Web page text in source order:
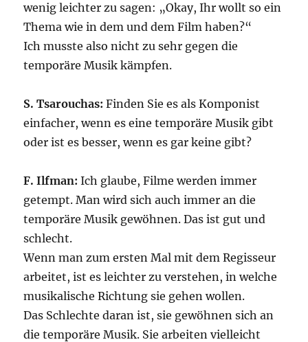
wenig leichter zu sagen: „Okay, Ihr wollt so ein
Thema wie in dem und dem Film haben?“
Ich musste also nicht zu sehr gegen die
temporäre Musik kämpfen.
S. Tsarouchas: Finden Sie es als Komponist
einfacher, wenn es eine temporäre Musik gibt
oder ist es besser, wenn es gar keine gibt?
F. Ilfman: Ich glaube, Filme werden immer
getempt. Man wird sich auch immer an die
temporäre Musik gewöhnen. Das ist gut und
schlecht.
Wenn man zum ersten Mal mit dem Regisseur
arbeitet, ist es leichter zu verstehen, in welche
musikalische Richtung sie gehen wollen.
Das Schlechte daran ist, sie gewöhnen sich an
die temporäre Musik. Sie arbeiten vielleicht